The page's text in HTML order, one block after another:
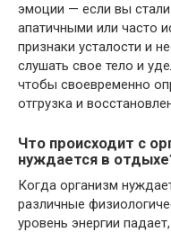
эмоции — если вы
апатичными или часто
признаки усталости и
слушать свое тело и
чтобы своевременно
отгрузка и
Что происходит с
нуждается в
Когда организм
различные
уровень энергии